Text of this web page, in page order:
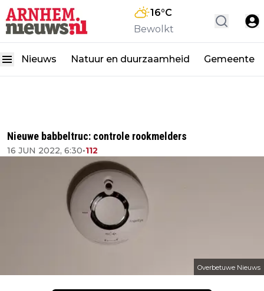
16°C
Bewolkt
Nieuws Natuur en duurzaamheid Gemeente
Nieuwe babbeltruc: controle rookmelders
16 JUN 2022, 6:30•112
Overbetuwe Nieuws